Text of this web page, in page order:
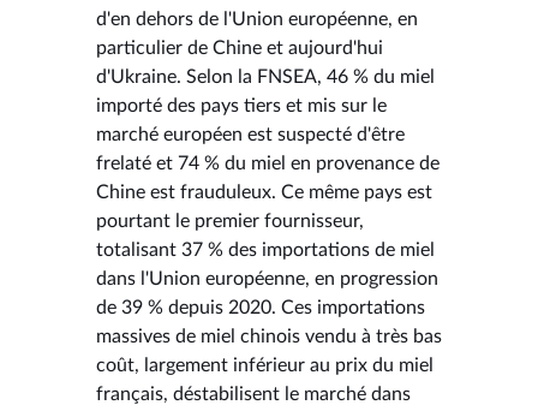
d'en dehors de l'Union européenne, en
particulier de Chine et aujourd'hui
d'Ukraine. Selon la FNSEA, 46 % du miel
importé des pays tiers et mis sur le
marché européen est suspecté d'être
frelaté et 74 % du miel en provenance de
Chine est frauduleux. Ce même pays est
pourtant le premier fournisseur,
totalisant 37 % des importations de miel
dans l'Union européenne, en progression
de 39 % depuis 2020. Ces importations
massives de miel chinois vendu à très bas
coût, largement inférieur au prix du miel
français, déstabilisent le marché dans